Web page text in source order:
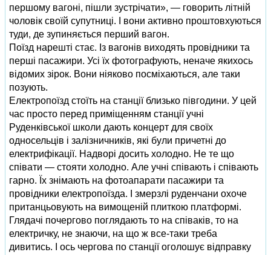
першому вагоні, пішли зустрічати», — говорить літній
чоловік своїй супутниці. І вони активно проштовхуються
туди, де зупиняється перший вагон.
Поїзд нарешті стає. Із вагонів виходять провідники та
перші пасажири. Усі їх фотографують, неначе якихось
відомих зірок. Вони ніяково посміхаються, але таки
позують.
Електропоїзд стоїть на станції близько півгодини. У цей
час просто перед приміщенням станції учні
Руденківської школи дають концерт для своїх
односельців і залізничників, які були причетні до
електрифікації. Надворі досить холодно. Не те що
співати — стояти холодно. Але учні співають і співають
гарно. Їх знімають на фотоапарати пасажири та
провідники електропоїзда. І змерзлі руденчани охоче
пританцьовують на вимощеній плиткою платформі.
Глядачі почергово поглядають то на співаків, то на
електричку, не знаючи, на що ж все-таки треба
дивитись. І ось чергова по станції оголошує відправку